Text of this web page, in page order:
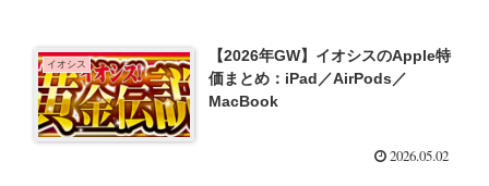
イオシス
【2026年GW】イオシスのApple特
価まとめ：iPad／AirPods／
MacBook
2026.05.02